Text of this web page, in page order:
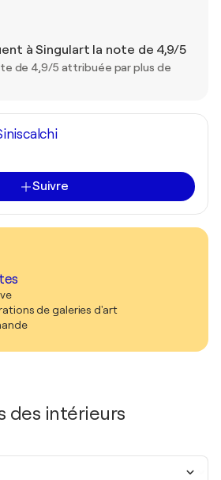
à Singulart la note de 4,9/5
de 4,9/5 attribuée par plus de
Suivre
de galeries d'art
des intérieurs